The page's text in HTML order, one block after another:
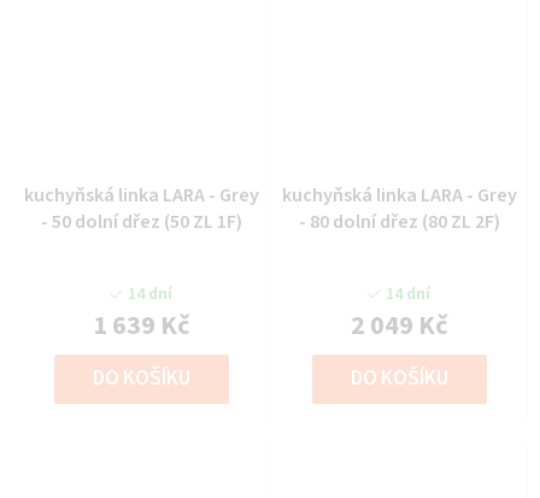
kuchyňská linka LARA - Grey
- 50 dolní dřez (50 ZL 1F)
14 dní
1 639 Kč
DO KOŠÍKU
kuchyňská linka LARA - Grey
- 80 dolní dřez (80 ZL 2F)
14 dní
2 049 Kč
DO KOŠÍKU